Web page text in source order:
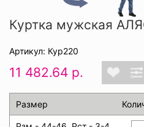
Куртка мужская
Артикул: Кур220
11 482.64 р.
Размер